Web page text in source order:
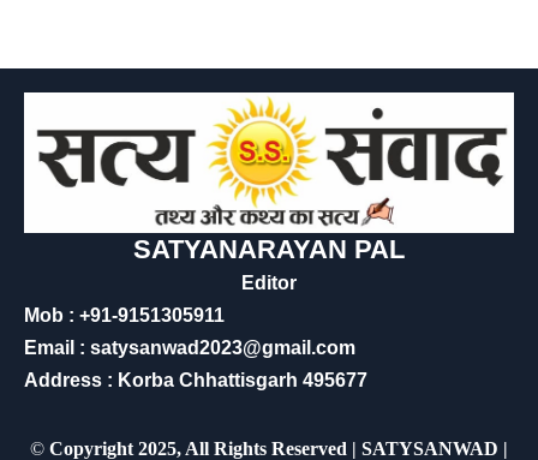
SATYANARAYAN PAL
Editor
Mob : +91-9151305911
Email : satysanwad2023@gmail.com
Address : Korba Chhattisgarh 495677
© Copyright 2025, All Rights Reserved | SATYSANWAD |